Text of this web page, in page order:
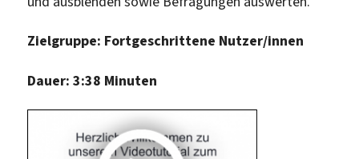
Zielgruppe: Fortgeschrittene Nutzer/innen
Dauer: 3:38 Minuten